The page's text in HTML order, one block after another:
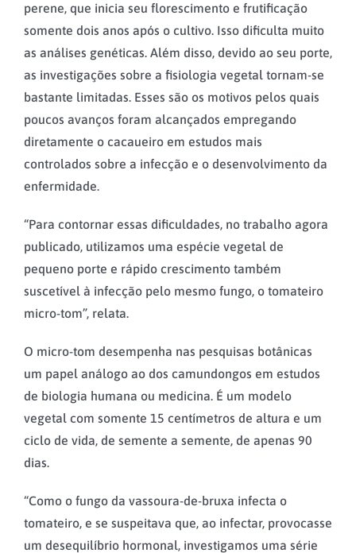
perene, que inicia seu florescimento e frutificação
somente dois anos após o cultivo. Isso dificulta muito
as análises genéticas. Além disso, devido ao seu porte,
as investigações sobre a fisiologia vegetal tornam-se
bastante limitadas. Esses são os motivos pelos quais
poucos avanços foram alcançados empregando
diretamente o cacaueiro em estudos mais
controlados sobre a infecção e o desenvolvimento da
enfermidade.
“Para contornar essas dificuldades, no trabalho agora
publicado, utilizamos uma espécie vegetal de
pequeno porte e rápido crescimento também
suscetível à infecção pelo mesmo fungo, o tomateiro
micro-tom”, relata.
O micro-tom desempenha nas pesquisas botânicas
um papel análogo ao dos camundongos em estudos
de biologia humana ou medicina. É um modelo
vegetal com somente 15 centímetros de altura e um
ciclo de vida, de semente a semente, de apenas 90
dias.
“Como o fungo da vassoura-de-bruxa infecta o
tomateiro, e se suspeitava que, ao infectar, provocasse
um desequilíbrio hormonal, investigamos uma série